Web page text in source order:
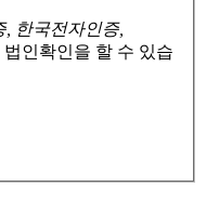
, 한국전자인증,
법인확인을 할 수 있습